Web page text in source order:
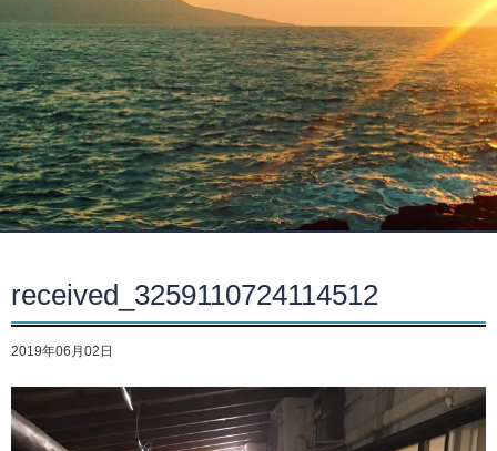
received_3259110724114512
2019年06月02日